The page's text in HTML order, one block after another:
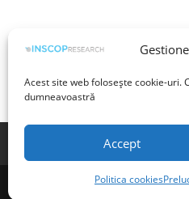
Acest site web folosește cookie-uri.
dumneavoastră
Accept
Politica cookies
Termeni și
©INSCOP